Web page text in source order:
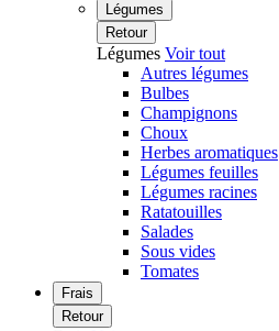
Légumes
Retour
Légumes Voir tout
Autres légumes
Bulbes
Champignons
Choux
Herbes aromatiques
Légumes feuilles
Légumes racines
Ratatouilles
Salades
Sous vides
Tomates
Frais
Retour